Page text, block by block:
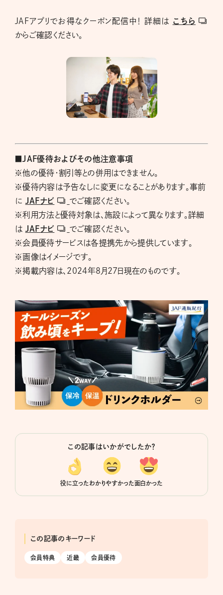
JAFアプリでお得なクーポン配信中！ 詳細は こちら
からご確認ください。
■JAF優待およびその他注意事項
※他の優待・割引等との併用はできません。
※優待内容は予告なしに変更になることがあります。事前
に JAFナビ
でご確認ください。
※利用方法と優待対象は、施設によって異なります。詳細
は JAFナビ
でご確認ください。
※会員優待サービスは各提携先から提供しています。
※画像はイメージです。
※掲載内容は、2024年8月27日現在のものです。
この記事はいかがでしたか？
役に立ったわかりやすかった面白かった
この記事のキーワード
会員特典 近畿 会員優待